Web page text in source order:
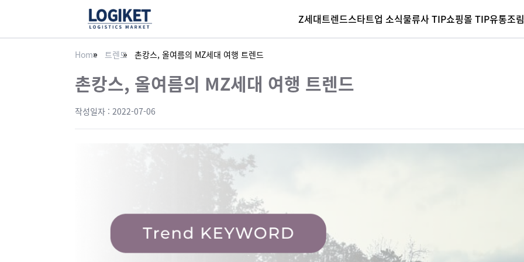
Z세대트렌드스타트업 소식물류사 TIP쇼핑몰 TIP유통조림
Home 트렌드 촌캉스, 올여름의 MZ세대 여행 트렌드
촌캉스, 올여름의 MZ세대 여행 트렌드
작성일자 : 2022-07-06